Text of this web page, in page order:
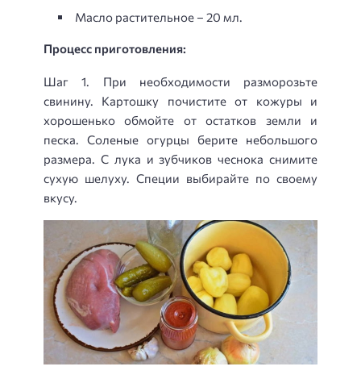
Масло растительное – 20 мл.
Процесс приготовления:
Шаг 1. При необходимости разморозьте
свинину. Картошку почистите от кожуры и
хорошенько обмойте от остатков земли и
песка. Соленые огурцы берите небольшого
размера. С лука и зубчиков чеснока снимите
сухую шелуху. Специи выбирайте по своему
вкусу.